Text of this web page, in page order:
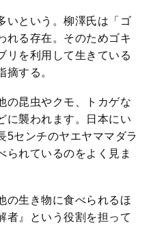
いという。柳澤氏は「ゴ
れる存在。そのためゴキ
リを利用して生きている
摘する。
の昆虫やクモ、トカゲな
に襲われます。日本にい
5センチのヤエヤママダラ
られているのをよく見ま
の生き物に食べられるほ
者』という役割を担って